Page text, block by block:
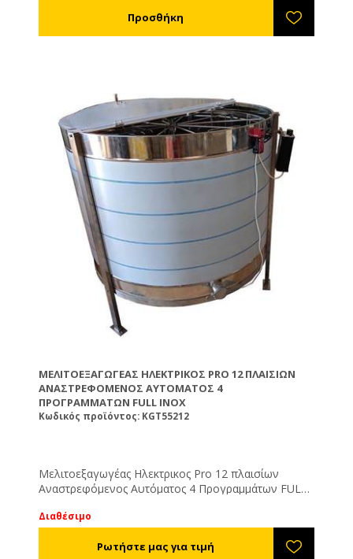
ΜΕΛΙΤΟΕΞΑΓΩΓΈΑΣ ΗΛΕΚΤΡΙΚΟΣ PRO 12 ΠΛΑΙΣΊΩΝ
ΑΝΑΣΤΡΕΦΌΜΕΝΟΣ ΑΥΤΌΜΑΤΟΣ 4
ΠΡΟΓΡΑΜΜΆΤΩΝ FULL INOX
Κωδικός προϊόντος: KGT55212
Μελιτοεξαγωγέας Ηλεκτρικος Pro 12 πλαισίων
Αναστρεφόμενος Αυτόματος 4 Προγραμμάτων FULL
Διαθέσιμο